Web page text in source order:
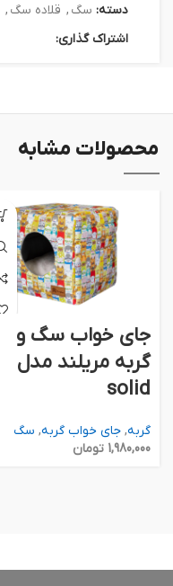
دسته: سگ , قلاده سگ ,
اشتراک گذاری:
محصولات مشابه
جای خواب سگ و
گربه مریلند مدل
solid
گربه, جای خواب گربه, سگ
1,980,000 تومان